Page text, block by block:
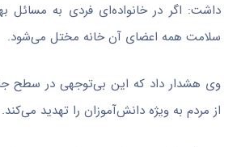
داشت: اگر در خانواده‌ای فردی به مسائل
سلامت همه اعضای آن خانه مختل می‌شود.
وی هشدار داد که این بی‌توجهی در سطح
از مردم به ویژه دانش‌آموزان را تهدید می‌کند.